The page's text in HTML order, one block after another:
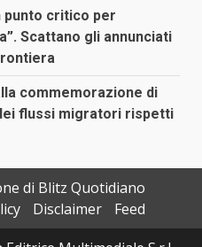
punto critico per
Scattano gli annunciati
commemorazione di
flussi migratori rispetti
di Blitz Quotidiano
Disclaimer
Feed